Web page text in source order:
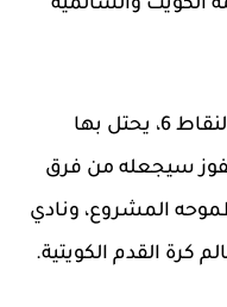
الكويت والسالمية
في حين أن نادي كاظمة لديه من النقاط 6، يحتل بها
سيجعله من فرق
المشروع، ونادي
كرة القدم الكويتية.